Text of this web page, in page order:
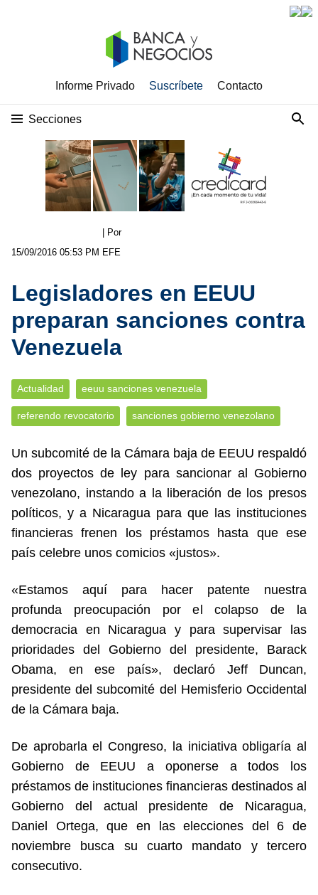
Informe Privado Suscríbete Contacto
Secciones
15/09/2016 05:53 PM
| Por
EFE
Legisladores en EEUU
preparan sanciones contra
Venezuela
Actualidad eeuu sanciones venezuela
referendo revocatorio sanciones gobierno venezolano
Un subcomité de la Cámara baja de EEUU respaldó
dos proyectos de ley para sancionar al Gobierno
venezolano, instando a la liberación de los presos
políticos, y a Nicaragua para que las instituciones
financieras frenen los préstamos hasta que ese
país celebre unos comicios «justos».
«Estamos aquí para hacer patente nuestra
profunda preocupación por el colapso de la
democracia en Nicaragua y para supervisar las
prioridades del Gobierno del presidente, Barack
Obama, en ese país», declaró Jeff Duncan,
presidente del subcomité del Hemisferio Occidental
de la Cámara baja.
De aprobarla el Congreso, la iniciativa obligaría al
Gobierno de EEUU a oponerse a todos los
préstamos de instituciones financieras destinados al
Gobierno del actual presidente de Nicaragua,
Daniel Ortega, que en las elecciones del 6 de
noviembre busca su cuarto mandato y tercero
consecutivo.